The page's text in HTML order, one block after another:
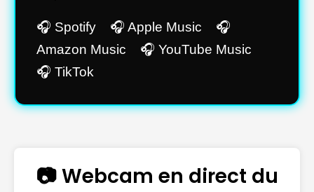
🎧 Spotify 🎧 Apple Music 🎧
Amazon Music 🎧 YouTube Music
🎧 TikTok
📷 Webcam en direct du